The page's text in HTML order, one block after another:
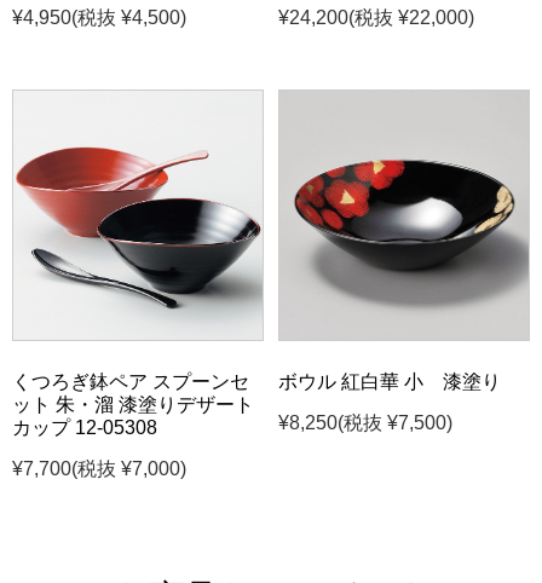
¥4,950(税抜 ¥4,500) ¥24,200(税抜 ¥22,000)
くつろぎ鉢ペア スプーンセ
ット 朱・溜 漆塗りデザート
カップ 12-05308
¥7,700(税抜 ¥7,000)
ボウル 紅白華 小 漆塗り
¥8,250(税抜 ¥7,500)